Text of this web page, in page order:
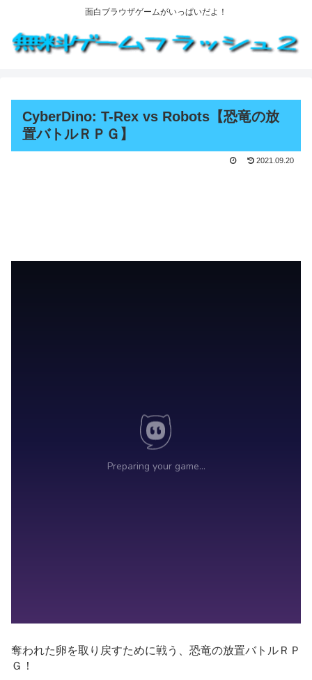
面白ブラウザゲームがいっぱいだよ！
CyberDino: T-Rex vs Robots【恐竜の放
置バトルＲＰＧ】
2021.09.20
奪われた卵を取り戻すために戦う、恐竜の放置バトルＲＰ
Ｇ！